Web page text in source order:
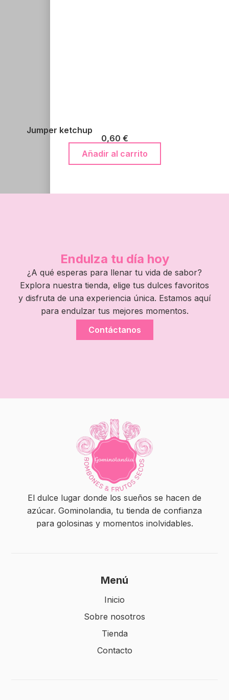
Jumper ketchup
0,60 €
Añadir al carrito
Endulza tu día hoy
¿A qué esperas para llenar tu vida de sabor?
Explora nuestra tienda, elige tus dulces favoritos
y disfruta de una experiencia única. Estamos aquí
para endulzar tus mejores momentos.
Contáctanos
El dulce lugar donde los sueños se hacen de
azúcar. Gominolandia, tu tienda de confianza
para golosinas y momentos inolvidables.
Menú
Inicio
Sobre nosotros
Tienda
Contacto